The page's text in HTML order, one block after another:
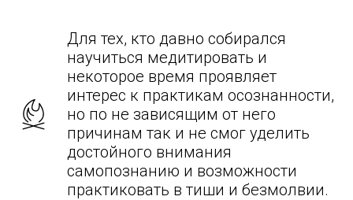
Для тех, кто давно собирался
научиться медитировать и
некоторое время проявляет
интерес к практикам осознанности,
но по не зависящим от него
причинам так и не смог уделить
достойного внимания
самопознанию и возможности
практиковать в тиши и безмолвии.